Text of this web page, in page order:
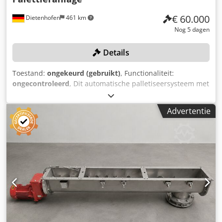
Dietenhofen 461 km € 60.000
Nog 5 dagen
Details
Toestand: ongekeurd (gebruikt), Functionaliteit:
ongecontroleerd, Dit automatische palletiseersysteem met
KUKA-robots, model KR 120 R3200 PA en KR 30-3, inclusief
de optie tot aankoop van het bijbehorende
transportsysteem, wordt tijdens onze industriële veiling
"Ontmanteling van een bekende speelgoedfabrikant -
industriële installaties - verpakkingsinstallatie -
sorteerinstallatie" online geveild op ons RESTLOS-
extrusietechnologie, een volledig automatisch
shuttlesysteem voor palletbuffering en ander
magazijnmaterieel. Installatiebeschrijving Raadpleeg de
mechanische documentatie van de onderdelen. In het
palletiseersysteem worden de verpakkingseenheden
automatisch op europallets gestapeld met behulp van
Advertentie